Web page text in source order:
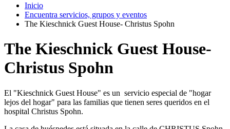
Inicio
Encuentra servicios, grupos y eventos
The Kieschnick Guest House- Christus Spohn
The Kieschnick Guest House-
Christus Spohn
El "Kieschnick Guest House" es un servicio especial de "hogar
lejos del hogar" para las familias que tienen seres queridos en el
hospital Christus Spohn.